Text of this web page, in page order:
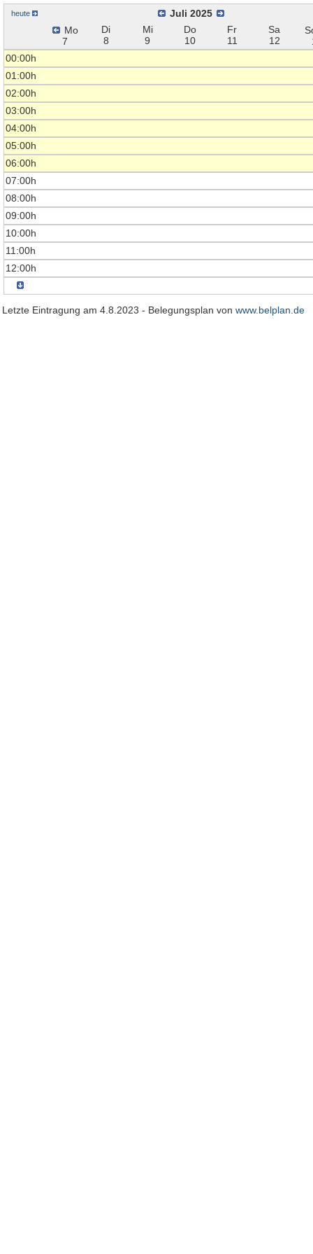
heute
Juli 2025
Mo
7
Di
8
Mi
9
Do
10
Fr
11
Sa
12
00:00h
01:00h
02:00h
03:00h
04:00h
05:00h
06:00h
07:00h
08:00h
09:00h
10:00h
11:00h
12:00h
Letzte Eintragung am 4.8.2023 - Belegungsplan von www.belplan.de